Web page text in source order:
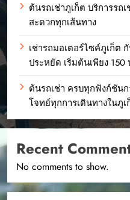
ต้นรถเช่าภูเก็ต บริการรถ
สะดวกทุกเส้นทาง
เช่ารถมอเตอร์ไซค์ภูเก็ต
ประหยัด เริ่มต้นเพียง
ต้นรถเช่า ครบทุกฟังก์ชัน
โจทย์ทุกการเดินทางในภูเ
Recent
No comments to show.